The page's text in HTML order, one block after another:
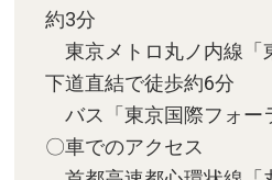
約3分
東京メトロ丸ノ内線「
下道直結で徒歩約6分
バス「東京国際フォー
〇車でのアクセス